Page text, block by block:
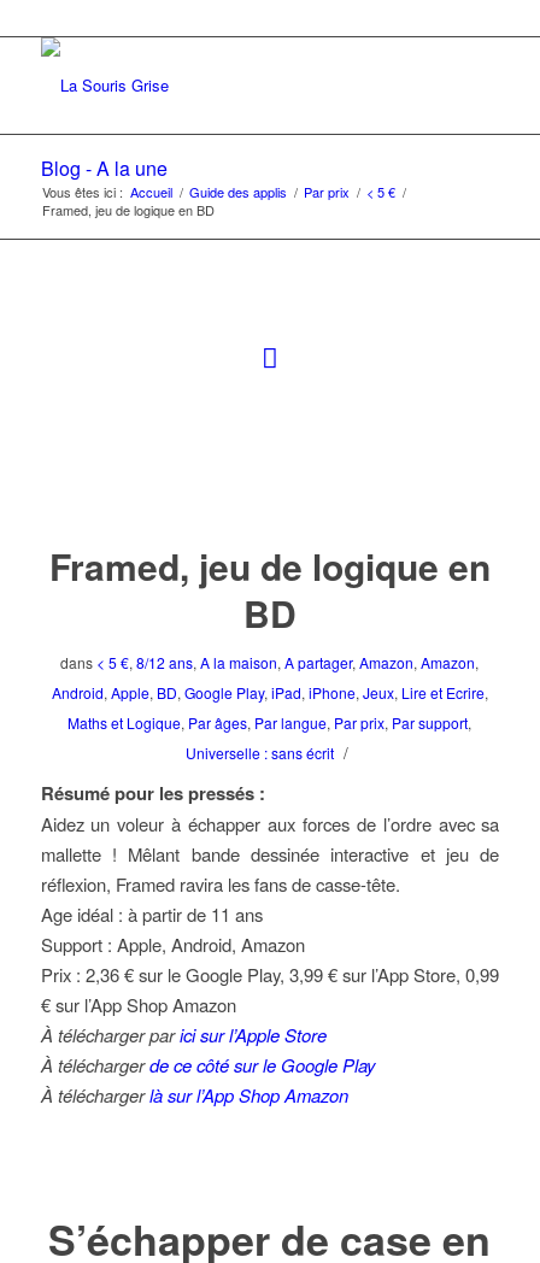
Blog - A la une
Vous êtes ici : Accueil / Guide des applis / Par prix / < 5 € /
Framed, jeu de logique en BD
Framed, jeu de logique en
BD
dans < 5 €,8/12 ans,A la maison,A partager,Amazon,Amazon,
Android, Apple, BD, Google Play, iPad, iPhone, Jeux, Lire et Ecrire,
Maths et Logique, Par âges, Par langue, Par prix, Par support,
Universelle : sans écrit /
Résumé pour les pressés :
Aidez un voleur à échapper aux forces de l’ordre avec sa
mallette ! Mêlant bande dessinée interactive et jeu de
réflexion, Framed ravira les fans de casse-tête.
Age idéal : à partir de 11 ans
Support : Apple, Android, Amazon
Prix : 2,36 € sur le Google Play, 3,99 € sur l’App Store, 0,99
€ sur l’App Shop Amazon
À télécharger par ici sur l’Apple Store
À téléchargerde ce côté sur le Google Play
À téléchargerlà sur l’App Shop Amazon
S’échapper de case en